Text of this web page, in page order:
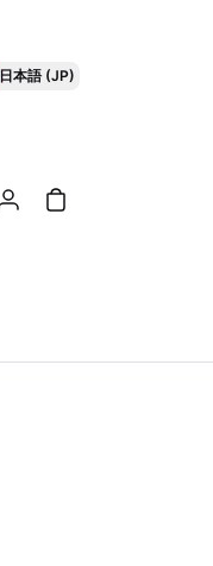
日本語 (JP)